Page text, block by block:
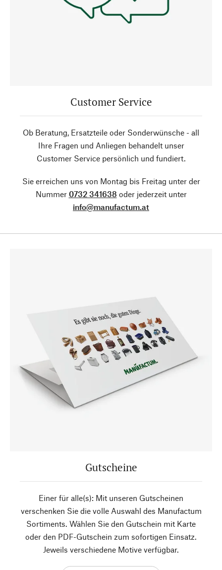
Customer Service
Ob Beratung, Ersatzteile oder Sonderwünsche - all
Ihre Fragen und Anliegen behandelt unser
Customer Service persönlich und fundiert.
Sie erreichen uns von Montag bis Freitag unter der
Nummer 0732 341638 oder jederzeit unter
info@manufactum.at
Gutscheine
Einer für alle(s): Mit unseren Gutscheinen
verschenken Sie die volle Auswahl des Manufactum
Sortiments. Wählen Sie den Gutschein mit Karte
oder den PDF-Gutschein zum sofortigen Einsatz.
Jeweils verschiedene Motive verfügbar.